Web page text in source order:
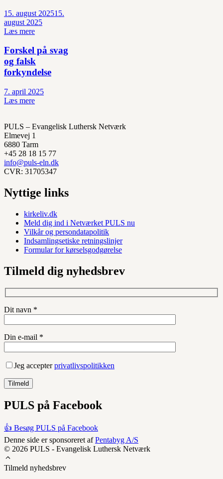
15. august 202515.
august 2025
Læs mere
Forskel på svag
og falsk
forkyndelse
7. april 2025
Læs mere
PULS – Evangelisk Luthersk Netværk
Elmevej 1
6880 Tarm
+45 28 18 15 77
info@puls-eln.dk
CVR: 31705347
Nyttige links
kirkeliv.dk
Meld dig ind i Netværket PULS nu
Vilkår og persondatapolitik
Indsamlingsetiske retningslinjer
Formular for kørselsgodgørelse
Tilmeld dig nyhedsbrev
Dit navn *
Din e-mail *
Jeg accepterprivatlivspolitikken
PULS på Facebook
👍 Besøg PULS på Facebook
Denne side er sponsoreret afPentabyg A/S
© 2026 PULS - Evangelisk Luthersk Netværk
Tilmeld nyhedsbrev